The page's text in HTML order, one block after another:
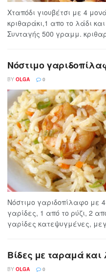
Χταπόδι γιουβέτσι με 4
κριθαράκι,1 απο το λάδι
Συνταγής 500 γραμμ.
Νόστιμο
BY OLGA 0
Νόστιμο γαριδοπίλαφο με
γαρίδες, 1 από το ρύζι, 2
γαρίδες κατεψυγμένες,
Βίδες με ταραμά και
BY OLGA 0